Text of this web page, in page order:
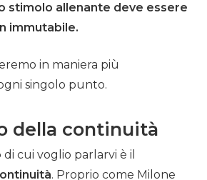
stimolo allenante deve essere
immutabile.
in maniera più
singolo punto.
della continuità
cui voglio parlarvi è il
. Proprio come Milone